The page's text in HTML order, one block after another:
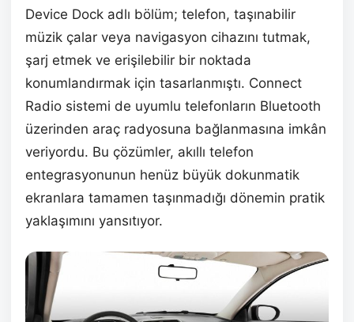
Device Dock adlı bölüm; telefon, taşınabilir
müzik çalar veya navigasyon cihazını tutmak,
şarj etmek ve erişilebilir bir noktada
konumlandırmak için tasarlanmıştı. Connect
Radio sistemi de uyumlu telefonların Bluetooth
üzerinden araç radyosuna bağlanmasına imkân
veriyordu. Bu çözümler, akıllı telefon
entegrasyonunun henüz büyük dokunmatik
ekranlara tamamen taşınmadığı dönemin pratik
yaklaşımını yansıtıyor.